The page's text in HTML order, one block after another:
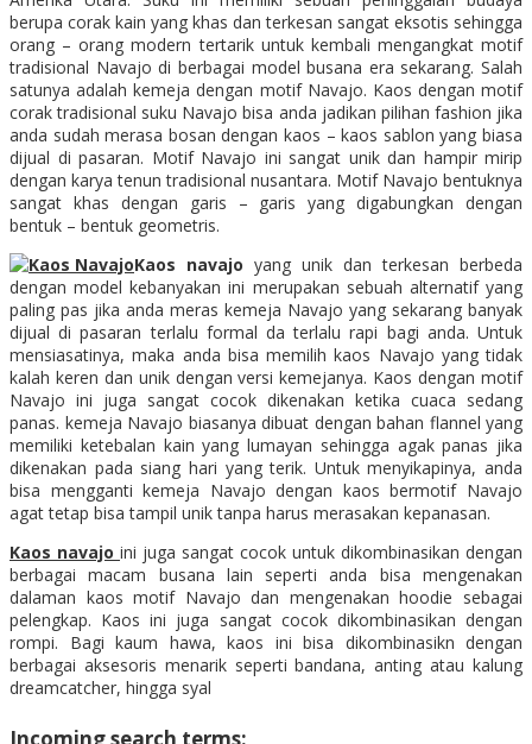
berupa corak kain yang khas dan terkesan sangat eksotis sehingga
orang – orang modern tertarik untuk kembali mengangkat motif
tradisional Navajo di berbagai model busana era sekarang. Salah
satunya adalah kemeja dengan motif Navajo. Kaos dengan motif
corak tradisional suku Navajo bisa anda jadikan pilihan fashion jika
anda sudah merasa bosan dengan kaos – kaos sablon yang biasa
dijual di pasaran. Motif Navajo ini sangat unik dan hampir mirip
dengan karya tenun tradisional nusantara. Motif Navajo bentuknya
sangat khas dengan garis – garis yang digabungkan dengan
bentuk – bentuk geometris.
Kaos navajo yang unik dan terkesan berbeda
dengan model kebanyakan ini merupakan sebuah alternatif yang
paling pas jika anda meras kemeja Navajo yang sekarang banyak
dijual di pasaran terlalu formal da terlalu rapi bagi anda. Untuk
mensiasatinya, maka anda bisa memilih kaos Navajo yang tidak
kalah keren dan unik dengan versi kemejanya. Kaos dengan motif
Navajo ini juga sangat cocok dikenakan ketika cuaca sedang
panas. kemeja Navajo biasanya dibuat dengan bahan flannel yang
memiliki ketebalan kain yang lumayan sehingga agak panas jika
dikenakan pada siang hari yang terik. Untuk menyikapinya, anda
bisa mengganti kemeja Navajo dengan kaos bermotif Navajo
agat tetap bisa tampil unik tanpa harus merasakan kepanasan.
Kaos navajo ini juga sangat cocok untuk dikombinasikan dengan
berbagai macam busana lain seperti anda bisa mengenakan
dalaman kaos motif Navajo dan mengenakan hoodie sebagai
pelengkap. Kaos ini juga sangat cocok dikombinasikan dengan
rompi. Bagi kaum hawa, kaos ini bisa dikombinasikn dengan
berbagai aksesoris menarik seperti bandana, anting atau kalung
dreamcatcher, hingga syal